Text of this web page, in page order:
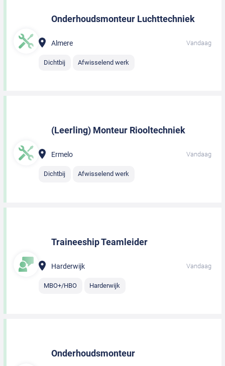
Onderhoudsmonteur Luchttechniek
Almere Vandaag
Dichtbij Afwisselend werk
(Leerling) Monteur Riooltechniek
Ermelo Vandaag
Dichtbij Afwisselend werk
Traineeship Teamleider
Harderwijk Vandaag
MBO+/HBO Harderwijk
Onderhoudsmonteur